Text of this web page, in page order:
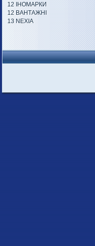
12 ІНОМАРКИ
12 ВАНТАЖНІ
13 NEXIA